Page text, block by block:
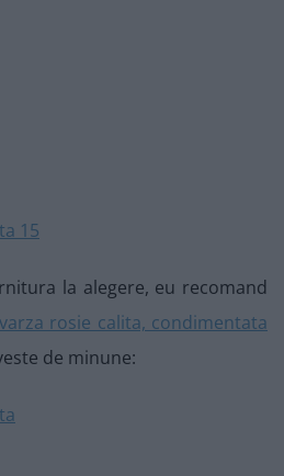
la alegere, eu recomand
varza rosie calita, condimentata
de minune: